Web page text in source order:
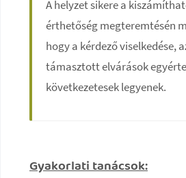
A helyzet sikere a
érthetőség megteremtésén
hogy a kérdező viselkedése,
támasztott elvárások
következetesek legyenek.
Gyakorlati tanácsok: